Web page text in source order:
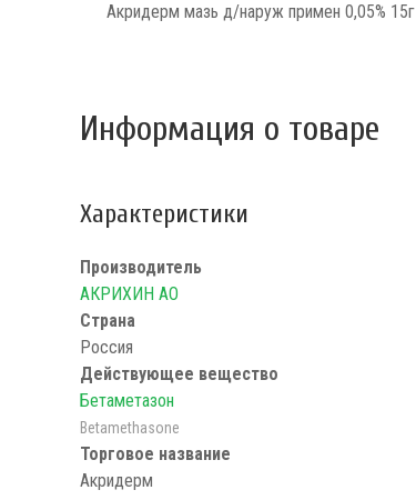
Акридерм мазь д/наруж примен 0,05% 15г
Информация о товаре
Характеристики
Производитель
АКРИХИН АО
Страна
Россия
Действующее вещество
Бетаметазон
Betamethasone
Торговое название
Акридерм